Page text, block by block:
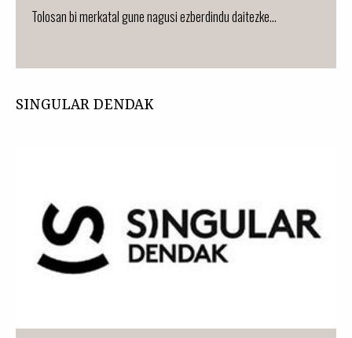
Tolosan bi merkatal gune nagusi ezberdindu daitezke...
SINGULAR DENDAK